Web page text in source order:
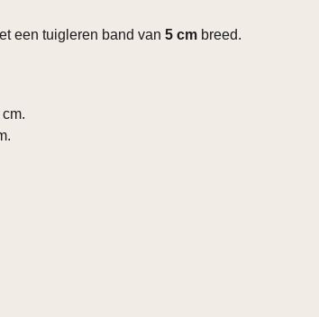
een tuigleren band van 5 cm breed.